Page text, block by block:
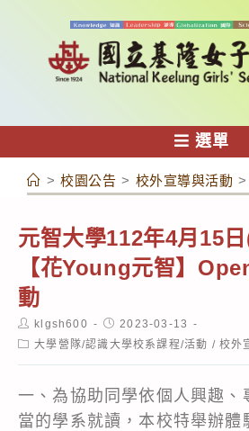
容
選單
> 校園公告 > 校外宣導與活動 >
元智大學112年4月15
【花Young元智】
動
Post
author:
klgsh600
Post
published:
2023-03-13
Post大學營隊/認識大學校系課程/活動 / 校外
一、為協助同學依個人興趣、
當的學系就讀，本校特舉辦體